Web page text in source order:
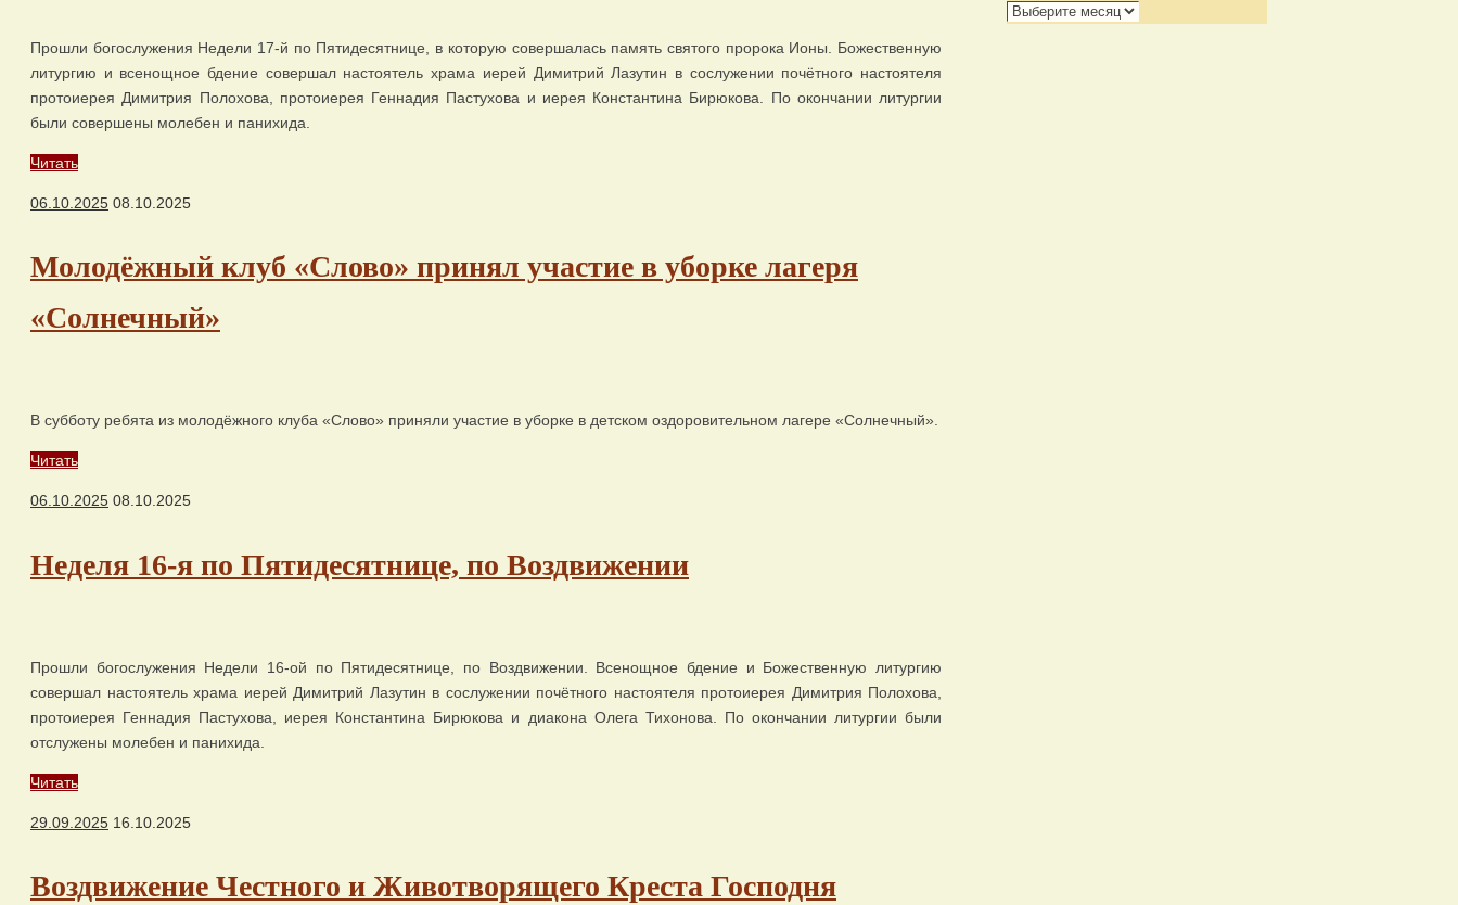
Прошли богослужения Недели 17-й по Пятидесятнице, в которую совершалась память святого пророка Ионы. Божественную
литургию и всенощное бдение совершал настоятель храма иерей Димитрий Лазутин в сослужении почётного настоятеля
протоиерея Димитрия Полохова, протоиерея Геннадия Пастухова и иерея Константина Бирюкова. По окончании литургии
были совершены молебен и панихида.
Читать
06.10.2025 08.10.2025
Молодёжный клуб «Слово» принял участие в уборке лагеря
«Солнечный»
В субботу ребята из молодёжного клуба «Слово» приняли участие в уборке в детском оздоровительном лагере «Солнечный».
Читать
06.10.2025 08.10.2025
Неделя 16-я по Пятидесятнице, по Воздвижении
Прошли богослужения Недели 16-ой по Пятидесятнице, по Воздвижении. Всенощное бдение и Божественную литургию
совершал настоятель храма иерей Димитрий Лазутин в сослужении почётного настоятеля протоиерея Димитрия Полохова,
протоиерея Геннадия Пастухова, иерея Константина Бирюкова и диакона Олега Тихонова. По окончании литургии были
отслужены молебен и панихида.
Читать
29.09.2025 16.10.2025
Воздвижение Честного и Животворящего Креста Господня
АРХИВ